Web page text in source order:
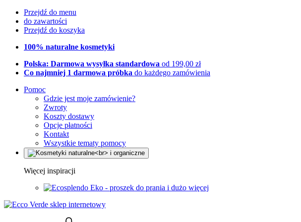
Przejdź do menu
do zawartości
Przejdź do koszyka
100% naturalne kosmetyki
Polska: Darmowa wysyłka standardowa od 199,00 zł
Co najmniej 1 darmowa próbka do każdego zamówienia
Pomoc
Gdzie jest moje zamówienie?
Zwroty
Koszty dostawy
Opcje płatności
Kontakt
Wszystkie tematy pomocy
Więcej inspiracji
Eko - proszek do prania i dużo więcej